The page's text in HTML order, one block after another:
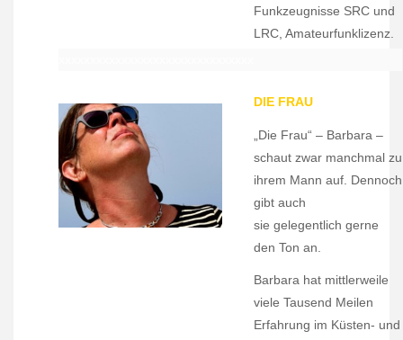
Funkzeugnisse SRC und
LRC, Amateurfunklizenz.
DIE FRAU
„Die Frau“ – Barbara –
schaut zwar manchmal zu
ihrem Mann auf. Dennoch
gibt auch
sie gelegentlich gerne
den Ton an.
Barbara hat mittlerweile
viele Tausend Meilen
Erfahrung im Küsten- und